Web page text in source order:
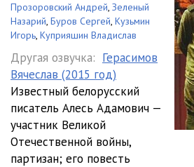
Прозоровский Андрей, Зеленый
Назарий, Буров Сергей, Кузьмин
Игорь, Куприяшин Владислав
Другая озвучка: Герасимов
Вячеслав (2015 год)
Известный белорусский
писатель Алесь Адамович —
участник Великой
Отечественной войны,
партизан; его повесть